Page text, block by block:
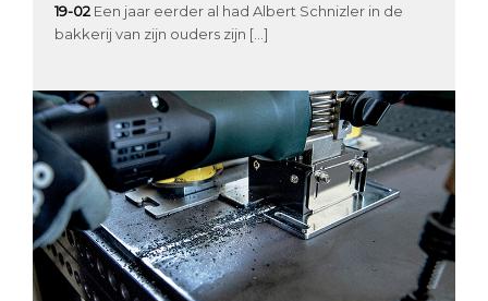
19-02 Een jaar eerder al had Albert Schnizler in de
bakkerij van zijn ouders zijn […]